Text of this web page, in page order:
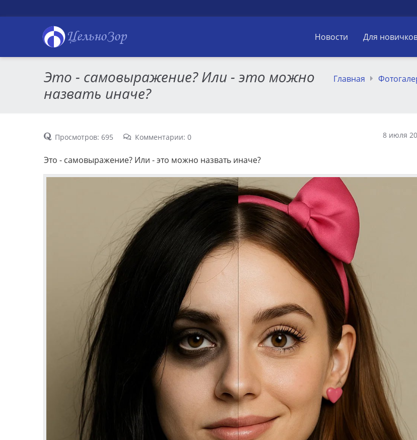
ЦельноЗор Новости Для
Это - самовыражение? Или - это можно
назвать иначе?
Главная
Просмотров: 695 Комментарии: 0 8 июля
Это - самовыражение? Или - это можно назвать иначе?